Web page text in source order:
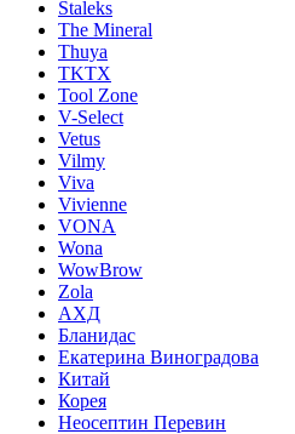
Staleks
The Mineral
Thuya
TKTX
Tool Zone
V-Select
Vetus
Vilmy
Viva
Vivienne
VONA
Wona
WowBrow
Zola
АХД
Бланидас
Екатерина Виноградова
Китай
Корея
Неосептин Перевин